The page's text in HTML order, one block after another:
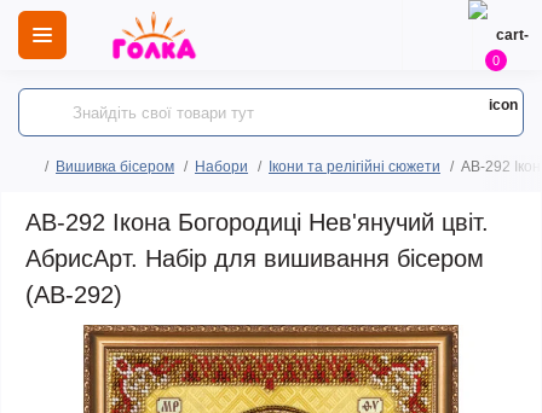
0
Вишивка бісером Набори Ікони та релігійні сюжети AB-292
AB-292 Ікона Богородиці Нев'янучий цвіт.
АбрисАрт. Набір для вишивання бісером
(АВ-292)